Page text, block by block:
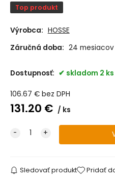
Top produkt
Výrobca: HOSSE
Záručná doba: 24 mesiacov
Dostupnosť: skladom 2 ks
106.67 € bez DPH
131.20 € ks
Sledovať produkt Pridať